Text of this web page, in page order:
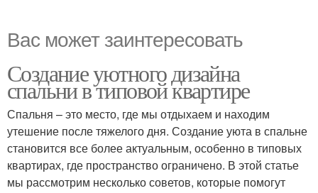
Вас может заинтересовать
Создание уютного дизайна
спальни в типовой квартире
Спальня – это место, где мы отдыхаем и находим
утешение после тяжелого дня. Создание уюта в спальне
становится все более актуальным, особенно в типовых
квартирах, где пространство ограничено. В этой статье
мы рассмотрим несколько советов, которые помогут